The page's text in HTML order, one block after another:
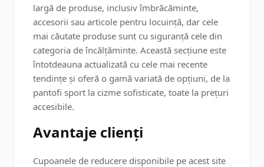
largă de produse, inclusiv îmbrăcăminte,
accesorii sau articole pentru locuință, dar cele
mai căutate produse sunt cu siguranță cele din
categoria de încălțăminte. Această secțiune este
întotdeauna actualizată cu cele mai recente
tendințe și oferă o gamă variată de opțiuni, de la
pantofi sport la cizme sofisticate, toate la prețuri
accesibile.
Avantaje clienți
Cupoanele de reducere disponibile pe acest site